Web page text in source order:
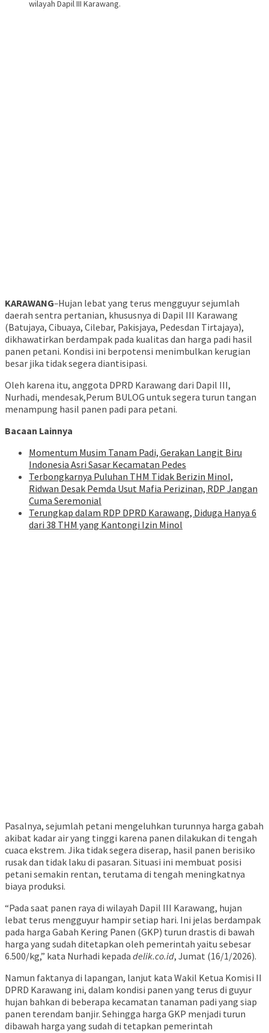
wilayah Dapil III Karawang.
KARAWANG–Hujan lebat yang terus mengguyur sejumlah
daerah sentra pertanian, khususnya di Dapil III Karawang
(Batujaya, Cibuaya, Cilebar, Pakisjaya, Pedesdan Tirtajaya),
dikhawatirkan berdampak pada kualitas dan harga padi hasil
panen petani. Kondisi ini berpotensi menimbulkan kerugian
besar jika tidak segera diantisipasi.
Oleh karena itu, anggota DPRD Karawang dari Dapil III,
Nurhadi, mendesak,Perum BULOG untuk segera turun tangan
menampung hasil panen padi para petani.
Bacaan Lainnya
Momentum Musim Tanam Padi, Gerakan Langit Biru
Indonesia Asri Sasar Kecamatan Pedes
Terbongkarnya Puluhan THM Tidak Berizin Minol,
Ridwan Desak Pemda Usut Mafia Perizinan, RDP Jangan
Cuma Seremonial
Terungkap dalam RDP DPRD Karawang, Diduga Hanya 6
dari 38 THM yang Kantongi Izin Minol
Pasalnya, sejumlah petani mengeluhkan turunnya harga gabah
akibat kadar air yang tinggi karena panen dilakukan di tengah
cuaca ekstrem. Jika tidak segera diserap, hasil panen berisiko
rusak dan tidak laku di pasaran. Situasi ini membuat posisi
petani semakin rentan, terutama di tengah meningkatnya
biaya produksi.
“Pada saat panen raya di wilayah Dapil III Karawang, hujan
lebat terus mengguyur hampir setiap hari. Ini jelas berdampak
pada harga Gabah Kering Panen (GKP) turun drastis di bawah
harga yang sudah ditetapkan oleh pemerintah yaitu sebesar
6.500/kg,” kata Nurhadi kepada delik.co.id, Jumat (16/1/2026).
Namun faktanya di lapangan, lanjut kata Wakil Ketua Komisi II
DPRD Karawang ini, dalam kondisi panen yang terus di guyur
hujan bahkan di beberapa kecamatan tanaman padi yang siap
panen terendam banjir. Sehingga harga GKP menjadi turun
dibawah harga yang sudah di tetapkan pemerintah